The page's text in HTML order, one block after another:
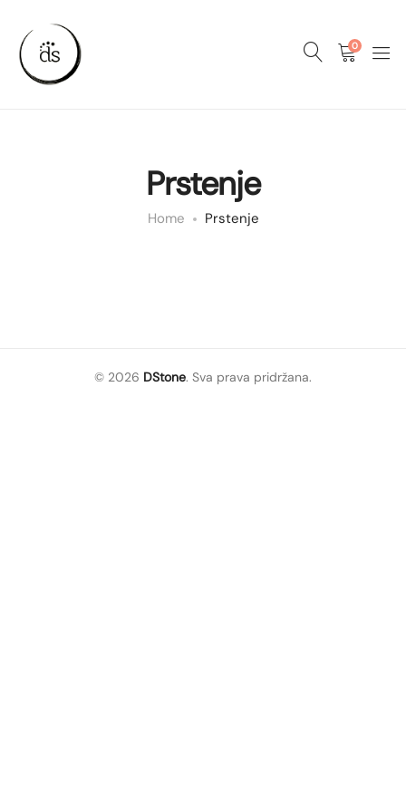
0
Prstenje
Home Prstenje
© 2026 DStone. Sva prava pridržana.